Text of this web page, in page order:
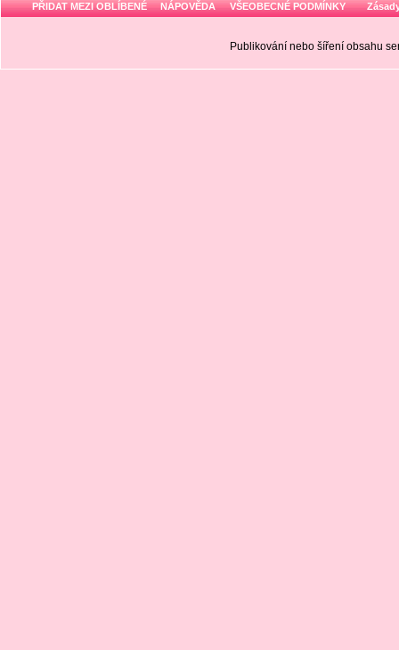
PŘIDAT MEZI OBLÍBENÉ NÁPOVĚDA VŠEOBECNÉ PODMÍNKY
Publikování nebo šíření obsahu